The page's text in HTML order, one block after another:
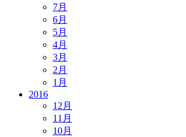
7月
6月
5月
4月
3月
2月
1月
2016
12月
11月
10月